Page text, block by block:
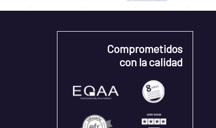
Comprometidos
con la calidad